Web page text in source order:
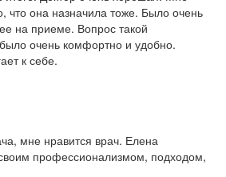
что она назначила тоже. Было очень
на приеме. Вопрос такой
очень комфортно и удобно.
к себе.
мне нравится врач. Елена
профессионализмом, подходом,